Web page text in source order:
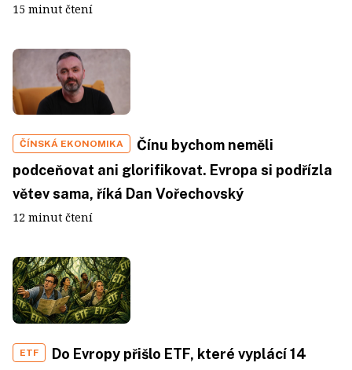
15 minut čtení
ČÍNSKÁ EKONOMIKA
Čínu bychom neměli
podceňovat ani glorifikovat. Evropa si podřízla
větev sama, říká Dan Vořechovský
12 minut čtení
ETF
Do Evropy přišlo ETF, které vyplácí 14